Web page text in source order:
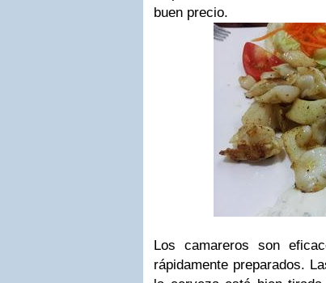
buen precio.
Los camareros son
rápidamente preparados.